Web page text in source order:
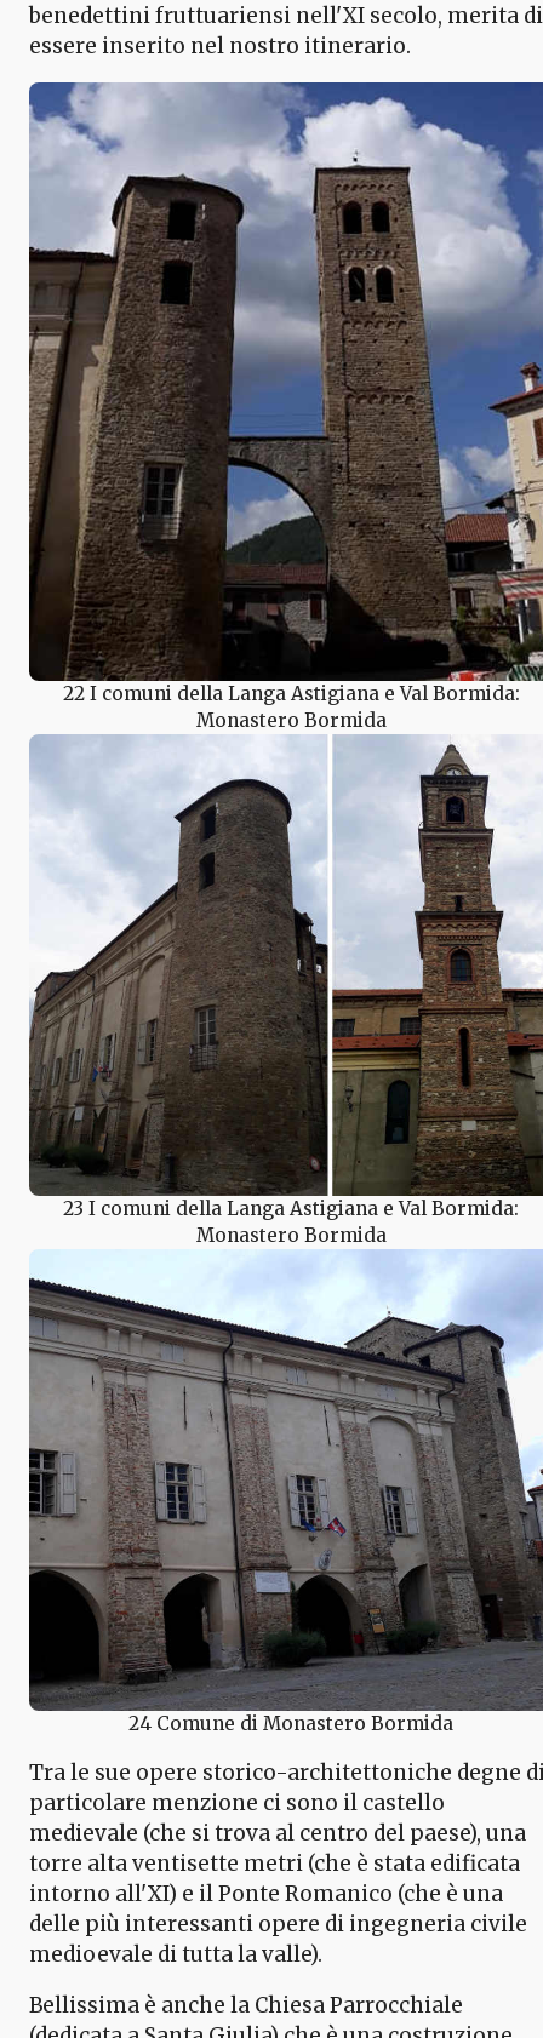
benedettini fruttuariensi nell'XI secolo, merita di
essere inserito nel nostro itinerario.
22 I comuni della Langa Astigiana e Val Bormida:
Monastero Bormida
23 I comuni della Langa Astigiana e Val Bormida:
Monastero Bormida
24 Comune di Monastero Bormida
Tra le sue opere storico-architettoniche degne
particolare menzione ci sono il castello
medievale (che si trova al centro del paese), una
torre alta ventisette metri (che è stata edificata
intorno all'XI) e il Ponte Romanico (che è una
delle più interessanti opere di ingegneria civile
medioevale di tutta la valle).
Bellissima è anche la Chiesa Parrocchiale